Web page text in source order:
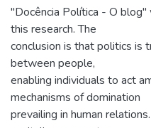
"Docência Política - O
this research. The
conclusion is that politics is
between people,
enabling individuals to act
mechanisms of domination
prevailing in human